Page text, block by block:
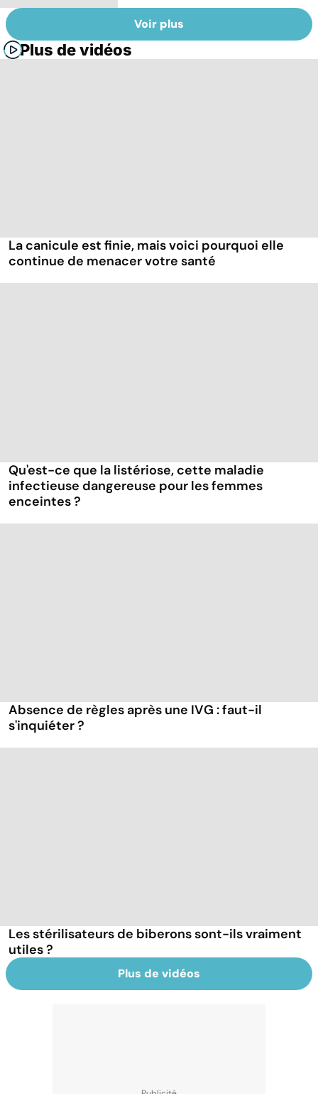
Voir plus
Plus de vidéos
La canicule est finie, mais voici pourquoi elle
continue de menacer votre santé
Qu'est-ce que la listériose, cette maladie
infectieuse dangereuse pour les femmes
enceintes ?
Absence de règles après une IVG : faut-il
s'inquiéter ?
Les stérilisateurs de biberons sont-ils vraiment
utiles ?
Plus de vidéos